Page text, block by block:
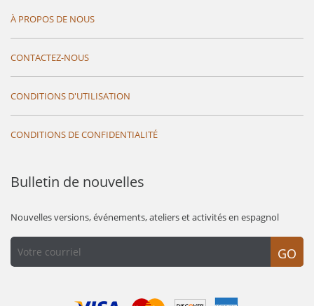
À PROPOS DE NOUS
CONTACTEZ-NOUS
CONDITIONS D'UTILISATION
CONDITIONS DE CONFIDENTIALITÉ
Bulletin de nouvelles
Nouvelles versions, événements, ateliers et activités en espagnol
GO